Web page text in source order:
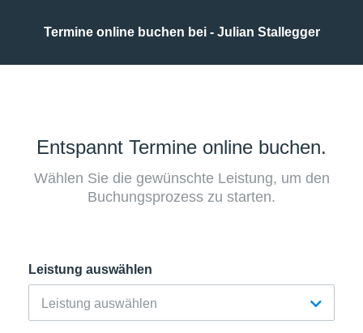
Termine online buchen bei - Julian Stallegger
Entspannt Termine online buchen.
Wählen Sie die gewünschte Leistung, um den
Buchungsprozess zu starten.
Leistung auswählen